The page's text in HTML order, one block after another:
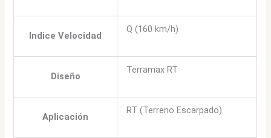
Indice Velocidad
Q (160 km/h)
Diseño
Terramax RT
Aplicación
RT (Terreno Escarpado)